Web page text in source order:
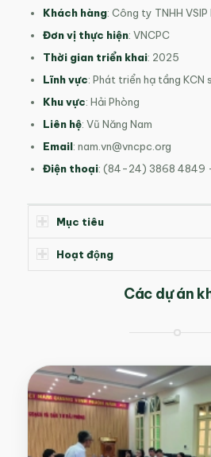
Khách hàng: Công ty TNHH VSIP
Đơn vị thực hiện: VNCPC
Thời gian triển khai: 2025
Lĩnh vực: Phát triển hạ tầng KCN
Khu vực: Hải Phòng
Liên hệ: Vũ Năng Nam
Email: nam.vn@vncpc.org
Điện thoại: (84-24) 3868 4849
Mục tiêu
Hoạt động
Các dự án